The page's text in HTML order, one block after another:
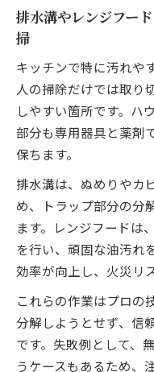
排水溝やレンジフー
掃
キッチンで特に汚れや
人の掃除だけでは取り
しやすい箇所です。ハ
部分も専用器具と薬剤
保ちます。
排水溝は、ぬめりやカ
め、トラップ部分の分
ます。レンジフードは
を行い、頑固な油汚れ
効率が向上し、火災リ
これらの作業はプロの
分解しようとせず、信
です。失敗例として、
うケースもあるため、